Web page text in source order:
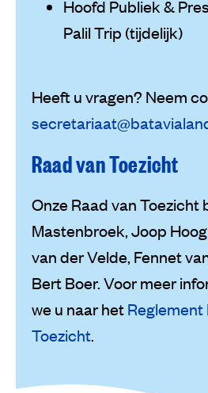
Hoofd Publiek &
Palil Trip (tijdelijk)
Heeft u vragen? Neem
Raad van Toezicht
Onze Raad van Toezicht
Mastenbroek, Joop
van der Velde, Fennet
Bert Boer. Voor meer
we u naar hetReglement
Toezicht.